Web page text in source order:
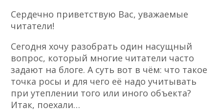
Сердечно приветствую Вас, уважаемые
читатели!
Сегодня хочу разобрать один насущный
вопрос, который многие читатели часто
задают на блоге. А суть вот в чём: что такое
точка росы и для чего её надо учитывать
при утеплении того или иного объекта?
Итак, поехали…